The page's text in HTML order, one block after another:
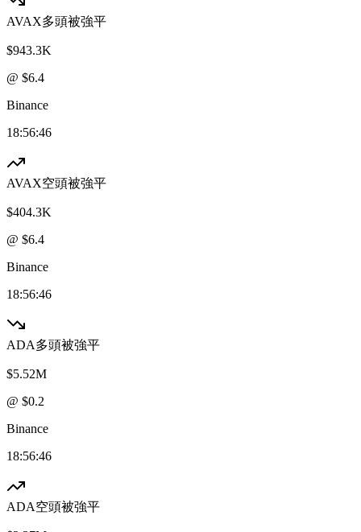
AVAX多頭被強平
$943.3K
@ $6.4
Binance
18:56:46
AVAX空頭被強平
$404.3K
@ $6.4
Binance
18:56:46
ADA多頭被強平
$5.52M
@ $0.2
Binance
18:56:46
ADA空頭被強平